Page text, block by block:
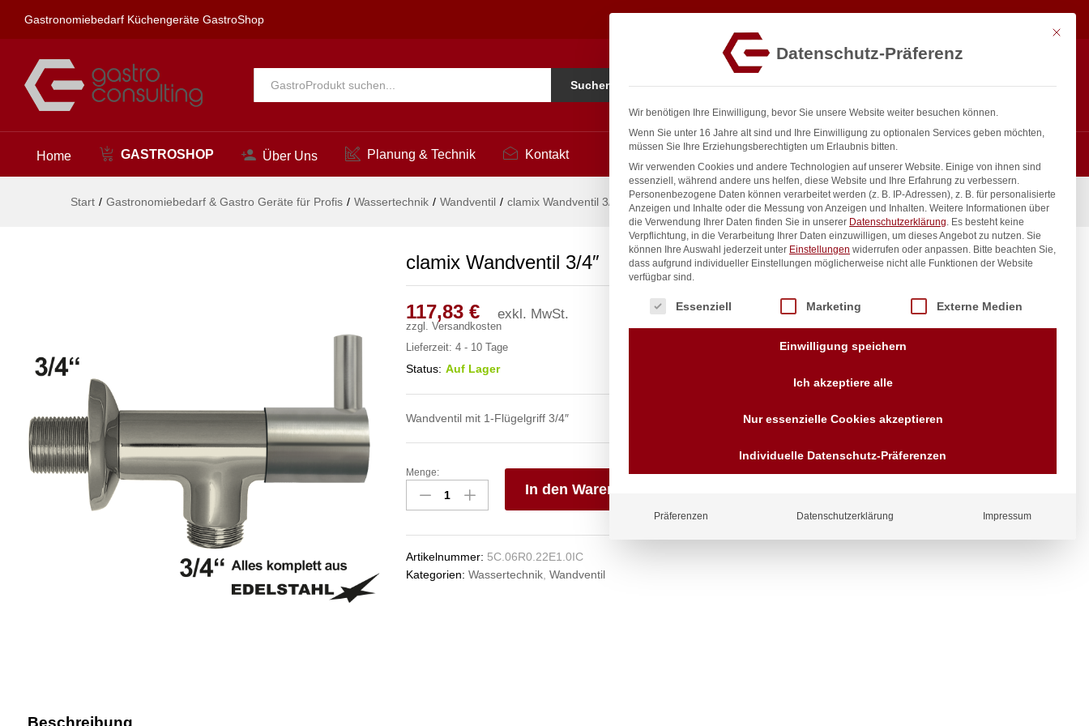
Gastronomiebedarf Küchengeräte GastroShop
Alle Suchen
Home GASTROSHOP Über Uns Planung & Technik Kontakt
Start / Gastronomiebedarf & Gastro Geräte für Profis / Wassertechnik / Wandventil / clamix Wandventil 3/4″
clamix Wandventil 3/4″
117,83 € exkl. MwSt.
zzgl. Versandkosten
Lieferzeit: 4 - 10 Tage
Status: Auf Lager
Wandventil mit 1-Flügelgriff 3/4″
clamix
Wandventil
3/4"
Menge:
In den Warenkorb
Artikelnummer: 5C.06R0.22E1.0IC
Kategorien: Wassertechnik, Wandventil
inkl. / exkl. MwSt.
Anfragen
Wir sind seit über 40 Jahren
für Sie da
Vorrauskasse Paypal,
Kreditkarte, Direkt
Beschreibung
117,83€ exkl. MwSt. In den Warenkorb
Mit
Datenschutz-Präferenz
Wir benötigen Ihre Einwilligung, bevor Sie unsere Website weiter besuchen können.
Wenn Sie unter 16 Jahre alt sind und Ihre Einwilligung zu optionalen Services geben möchten,
müssen Sie Ihre Erziehungsberechtigten um Erlaubnis bitten.
Wir verwenden Cookies und andere Technologien auf unserer Website. Einige von ihnen sind
essenziell, während andere uns helfen, diese Website und Ihre Erfahrung zu verbessern.
Personenbezogene Daten können verarbeitet werden (z. B. IP-Adressen), z. B. für personalisierte
Anzeigen und Inhalte oder die Messung von Anzeigen und Inhalten. Weitere Informationen über
die Verwendung Ihrer Daten finden Sie in unserer Datenschutzerklärung. Es besteht keine
Verpflichtung, in die Verarbeitung Ihrer Daten einzuwilligen, um dieses Angebot zu nutzen. Sie
können Ihre Auswahl jederzeit unter Einstellungen widerrufen oder anpassen. Bitte beachten Sie,
dass aufgrund individueller Einstellungen möglicherweise nicht alle Funktionen der Website
verfügbar sind.
Es folgt eine Liste der Service-Gruppen, für die eine Einwilligung erteilt werden kann.
Essenziell Marketing Externe Medien
Einwilligung speichern
Ich akzeptiere alle
Nur essenzielle Cookies akzeptieren
Individuelle Datenschutz-Präferenzen
Präferenzen Datenschutzerklärung Impressum